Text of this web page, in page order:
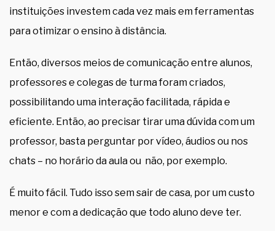
instituições investem cada vez mais em ferramentas
para otimizar o ensino à distância.
Então, diversos meios de comunicação entre alunos,
professores e colegas de turma foram criados,
possibilitando uma interação facilitada, rápida e
eficiente. Então, ao precisar tirar uma dúvida com um
professor, basta perguntar por vídeo, áudios ou nos
chats – no horário da aula ou não, por exemplo.
É muito fácil. Tudo isso sem sair de casa, por um custo
menor e com a dedicação que todo aluno deve ter.